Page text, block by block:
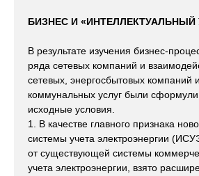
БИЗНЕС И «ИНТЕЛЛЕКТУАЛЬНЫЙ
В результате изучения бизнес-
ряда сетевых компаний и
сетевых, энергосбытовых компаний
коммунальных услуг были
исходные условия.
1. В качестве главного признака
системы учета электроэнергии
от существующей системы
учета электроэнергии, взято